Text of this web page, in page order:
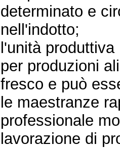
determinato e
nell'indotto;
l'unità
per produzioni
fresco e può
le maestranze
professionale
lavorazione di